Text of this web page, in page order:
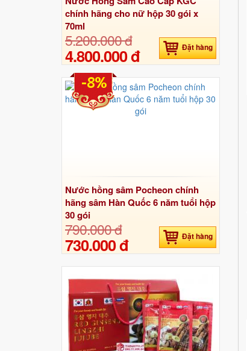
chính hãng cho nữ hộp 30 gói x
70ml
5.200.000 đ
4.800.000 đ Đặt hàng
Nước hồng sâm Pocheon chính
hãng sâm Hàn Quốc 6 năm tuổi hộp
30 gói
790.000 đ
730.000 đ Đặt hàng
-8%